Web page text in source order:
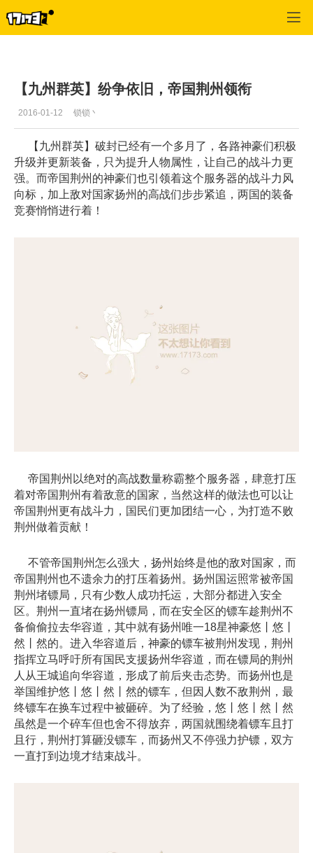
【九州群英】纷争依旧，帝国荆州领衔
2016-01-12 锁锁丶
【九州群英】破封已经有一个多月了，各路神豪们积极
升级并更新装备，只为提升人物属性，让自己的战斗力更
强。而帝国荆州的神豪们也引领着这个服务器的战斗力风
向标，加上敌对国家扬州的高战们步步紧追，两国的装备
竞赛悄悄进行着！
帝国荆州以绝对的高战数量称霸整个服务器，肆意打压
着对帝国荆州有着敌意的国家，当然这样的做法也可以让
帝国荆州更有战斗力，国民们更加团结一心，为打造不败
荆州做着贡献！
不管帝国荆州怎么强大，扬州始终是他的敌对国家，而
帝国荆州也不遗余力的打压着扬州。扬州国运照常被帝国
荆州堵镖局，只有少数人成功托运，大部分都进入安全
区。荆州一直堵在扬州镖局，而在安全区的镖车趁荆州不
备偷偷拉去华容道，其中就有扬州唯一18星神豪悠丨悠丨
然丨然的。进入华容道后，神豪的镖车被荆州发现，荆州
指挥立马呼吁所有国民支援扬州华容道，而在镖局的荆州
人从王城追向华容道，形成了前后夹击态势。而扬州也是
举国维护悠丨悠丨然丨然的镖车，但因人数不敌荆州，最
终镖车在换车过程中被砸碎。为了经验，悠丨悠丨然丨然
虽然是一个碎车但也舍不得放弃，两国就围绕着镖车且打
且行，荆州打算砸没镖车，而扬州又不停强力护镖，双方
一直打到边境才结束战斗。